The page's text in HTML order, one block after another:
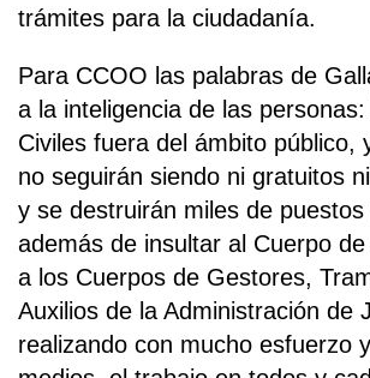
trámites para la ciudadanía.
Para CCOO las palabras de
a la inteligencia de las
Civiles fuera del ámbito público,
no seguirán siendo ni gratuitos
y se destruirán miles de puestos
además de insultar al Cuerpo
a los Cuerpos de Gestores,
Auxilios de la Administración de
realizando con mucho esfuerzo